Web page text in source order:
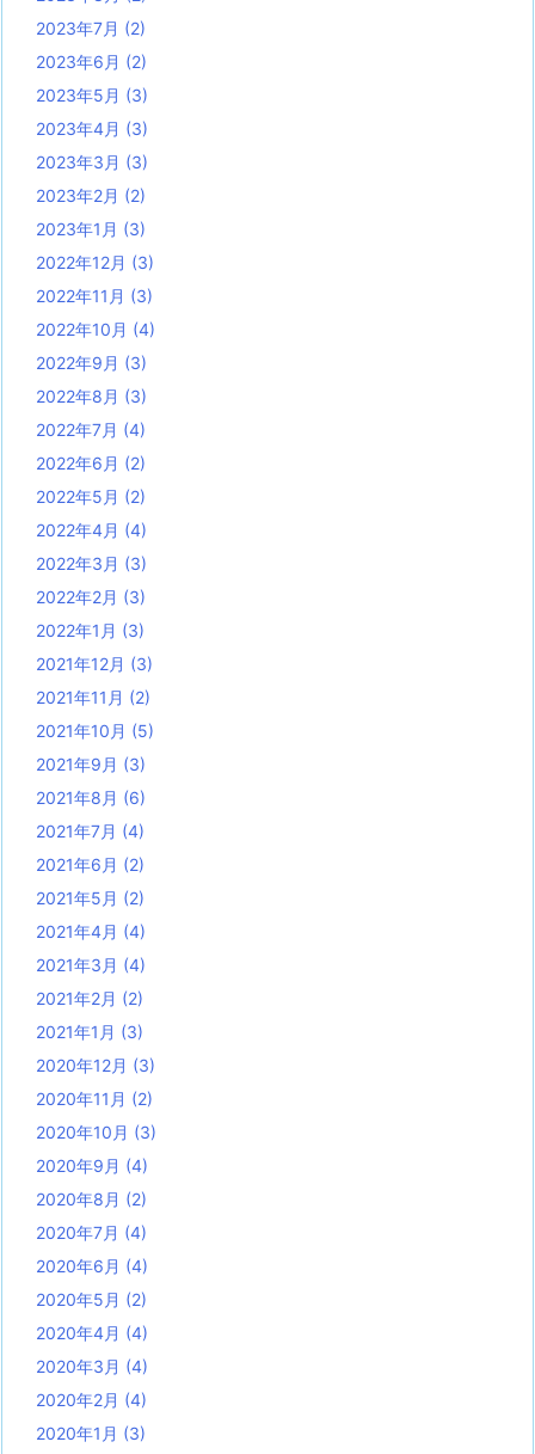
2023年7月 (2)
2023年6月 (2)
2023年5月 (3)
2023年4月 (3)
2023年3月 (3)
2023年2月 (2)
2023年1月 (3)
2022年12月 (3)
2022年11月 (3)
2022年10月 (4)
2022年9月 (3)
2022年8月 (3)
2022年7月 (4)
2022年6月 (2)
2022年5月 (2)
2022年4月 (4)
2022年3月 (3)
2022年2月 (3)
2022年1月 (3)
2021年12月 (3)
2021年11月 (2)
2021年10月 (5)
2021年9月 (3)
2021年8月 (6)
2021年7月 (4)
2021年6月 (2)
2021年5月 (2)
2021年4月 (4)
2021年3月 (4)
2021年2月 (2)
2021年1月 (3)
2020年12月 (3)
2020年11月 (2)
2020年10月 (3)
2020年9月 (4)
2020年8月 (2)
2020年7月 (4)
2020年6月 (4)
2020年5月 (2)
2020年4月 (4)
2020年3月 (4)
2020年2月 (4)
2020年1月 (3)